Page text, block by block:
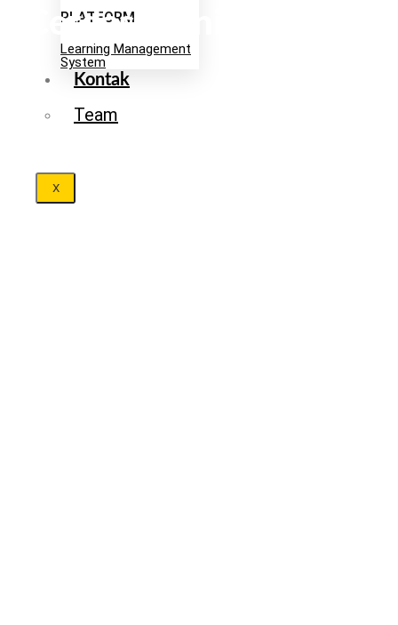
PLATFORM
Learning Management
System
Kontak
Team
X
Cerdas Bisnis Modern